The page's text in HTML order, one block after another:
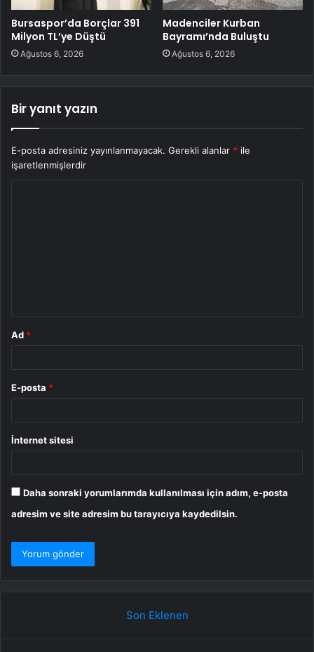
Bursaspor’da Borçlar 391
Milyon TL’ye Düştü
Ağustos 6, 2026
Madenciler Kurban
Bayramı’nda Buluştu
Ağustos 6, 2026
Bir yanıt yazın
E-posta adresiniz yayınlanmayacak. Gerekli alanlar * ile
işaretlenmişlerdir
Ad *
E-posta *
İnternet sitesi
Daha sonraki yorumlarımda kullanılması için adım, e-posta
adresim ve site adresim bu tarayıcıya kaydedilsin.
Son Eklenen